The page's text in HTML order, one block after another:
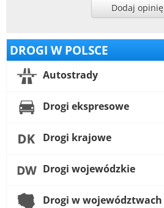
Dodaj opinię
DROGI W POLSCE
Autostrady
Drogi ekspresowe
Drogi krajowe
Drogi wojewódzkie
Drogi w województwach